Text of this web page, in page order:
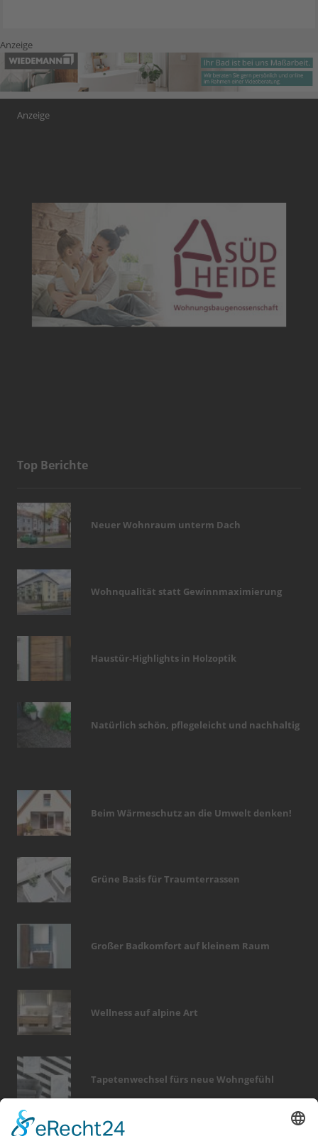
Anzeige
Anzeige
Top Berichte
Neuer Wohnraum unterm Dach
Wohnqualität statt Gewinnmaximierung
Haustür-Highlights in Holzoptik
Natürlich schön, pflegeleicht und nachhaltig
Beim Wärmeschutz an die Umwelt denken!
Grüne Basis für Traumterrassen
Großer Badkomfort auf kleinem Raum
Wellness auf alpine Art
Tapetenwechsel fürs neue Wohngefühl